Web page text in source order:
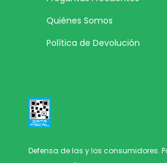
Quiénes Somos
Política de Devolución
Defensa de las y los consumidores.